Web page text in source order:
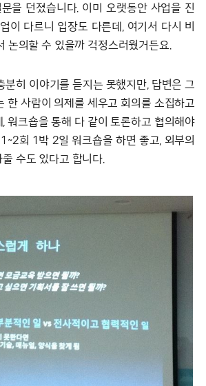
을 던졌습니다. 이미 오랫동안 사업을 진
이 다르니 입장도 다른데, 여기서 다시 비
논의할 수 있을까 걱정스러웠거든요.
분히 이야기를 듣지는 못했지만, 답변은 그
한 사람이 의제를 세우고 회의를 소집하고
워크숍을 통해 다 같이 토론하고 협의해야
회 1박 2일 워크숍을 하면 좋고, 외부의
수도 있다고 합니다.